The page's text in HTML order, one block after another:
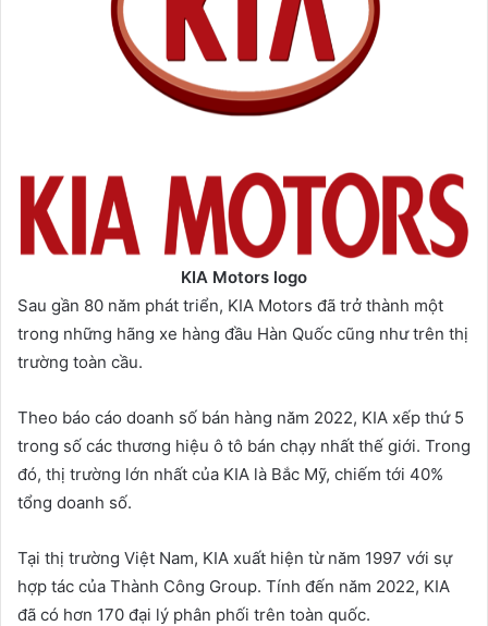
KIA Motors logo
Sau gần 80 năm phát triển, KIA Motors đã trở thành một
trong những hãng xe hàng đầu Hàn Quốc cũng như trên thị
trường toàn cầu.
Theo báo cáo doanh số bán hàng năm 2022, KIA xếp thứ 5
trong số các thương hiệu ô tô bán chạy nhất thế giới. Trong
đó, thị trường lớn nhất của KIA là Bắc Mỹ, chiếm tới 40%
tổng doanh số.
Tại thị trường Việt Nam, KIA xuất hiện từ năm 1997 với sự
hợp tác của Thành Công Group. Tính đến năm 2022, KIA
đã có hơn 170 đại lý phân phối trên toàn quốc.